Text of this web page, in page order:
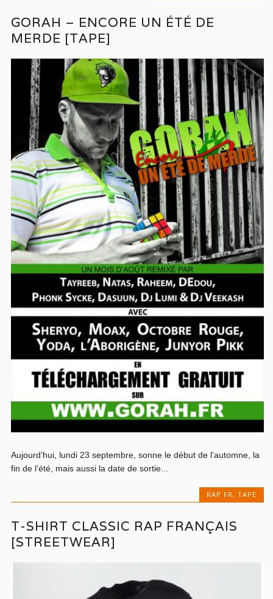
GORAH – ENCORE UN ÉTÉ DE
MERDE [TAPE]
Aujourd’hui, lundi 23 septembre, sonne le début de l’automne, la
fin de l’été, mais aussi la date de sortie...
RAP FR , TAPE
T-SHIRT CLASSIC RAP FRANÇAIS
[STREETWEAR]